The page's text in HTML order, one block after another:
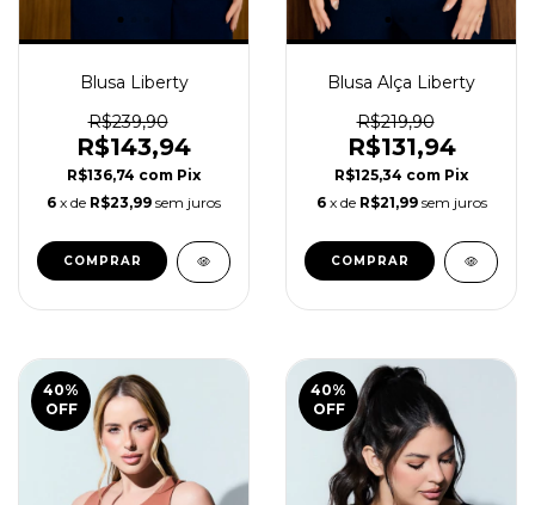
Blusa Liberty
R$239,90
R$143,94
R$136,74 com Pix
6 x de R$23,99 sem juros
COMPRAR
Blusa Alça Liberty
R$219,90
R$131,94
R$125,34 com Pix
6 x de R$21,99 sem juros
COMPRAR
40%
OFF
40%
OFF